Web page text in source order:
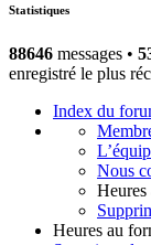
Statistiques
88646 messages •
enregistré le plus
Index du
Nous
Heures au